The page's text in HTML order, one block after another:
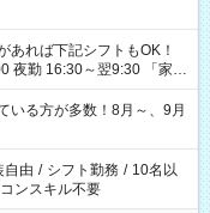
16:30～翌9:30 「家族
て夕飯の準備がしたい」
、ご希望を教えてください
計で週40時間を超える場
いる方が多数！8月～、9月
自由 / シフト勤務 / 10名以
ンスキル不要